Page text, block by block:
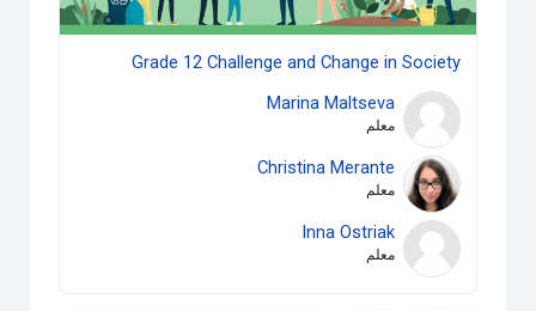
Grade 12 Challenge and Change in Society
Marina Maltseva
معلم
Christina Merante
معلم
Inna Ostriak
معلم